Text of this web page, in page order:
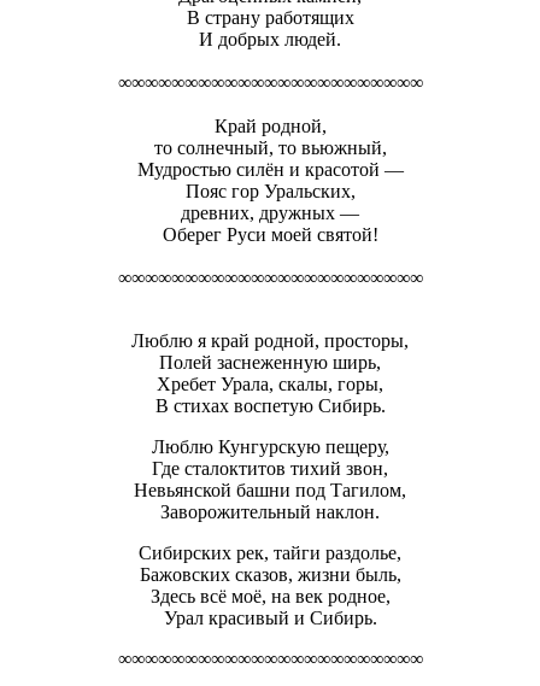
В страну работящих
И добрых людей.
∞∞∞∞∞∞∞∞∞∞∞∞∞∞∞∞∞∞∞∞∞∞∞
Край родной,
то солнечный, то вьюжный,
Мудростью силён и красотой —
Пояс гор Уральских,
древних, дружных —
Оберег Руси моей святой!
∞∞∞∞∞∞∞∞∞∞∞∞∞∞∞∞∞∞∞∞∞∞∞
Люблю я край родной, просторы,
Полей заснеженную ширь,
Хребет Урала, скалы, горы,
В стихах воспетую Сибирь.
Люблю Кунгурскую пещеру,
Где сталоктитов тихий звон,
Невьянской башни под Тагилом,
Заворожительный наклон.
Сибирских рек, тайги раздолье,
Бажовских сказов, жизни быль,
Здесь всё моё, на век родное,
Урал красивый и Сибирь.
∞∞∞∞∞∞∞∞∞∞∞∞∞∞∞∞∞∞∞∞∞∞∞